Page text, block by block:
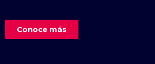
Conoce más